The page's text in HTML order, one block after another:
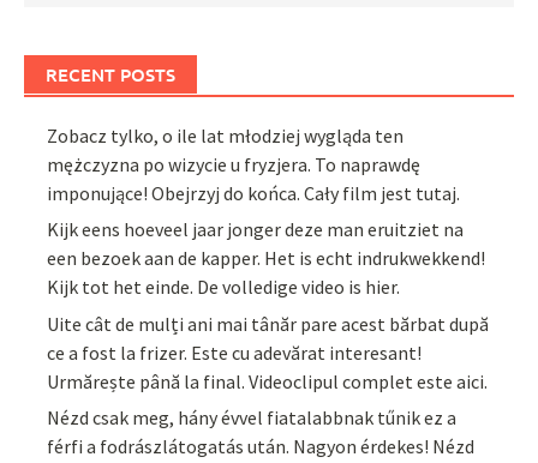
RECENT POSTS
Zobacz tylko, o ile lat młodziej wygląda ten
mężczyzna po wizycie u fryzjera. To naprawdę
imponujące! Obejrzyj do końca. Cały film jest tutaj.
Kijk eens hoeveel jaar jonger deze man eruitziet na
een bezoek aan de kapper. Het is echt indrukwekkend!
Kijk tot het einde. De volledige video is hier.
Uite cât de mulți ani mai tânăr pare acest bărbat după
ce a fost la frizer. Este cu adevărat interesant!
Urmărește până la final. Videoclipul complet este aici.
Nézd csak meg, hány évvel fiatalabbnak tűnik ez a
férfi a fodrászlátogatás után. Nagyon érdekes! Nézd